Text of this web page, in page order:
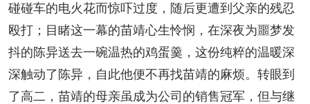
碰碰车的电火花而惊吓过度，随后更遭到父亲的残忍
殴打；目睹这一幕的苗靖心生怜悯，在深夜为噩梦发
抖的陈异送去一碗温热的鸡蛋羹，这份纯粹的温暖深
深触动了陈异，自此他便不再找苗靖的麻烦。转眼到
了高二，苗靖的母亲虽成为公司的销售冠军，但与继